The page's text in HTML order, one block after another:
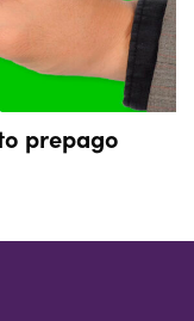
prepago